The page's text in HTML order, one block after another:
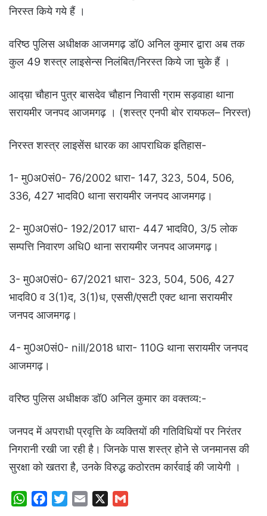
निरस्त किये गये हैं ।
वरिष्ठ पुलिस अधीक्षक आजमगढ़ डॉ0 अनिल कुमार द्वारा अब तक
कुल 49 शस्त्र लाइसेन्स निलंबित/निरस्त किये जा चुके हैं ।
आद्य़ा चौहान पुत्र बासदेव चौहान निवासी ग्राम सड़वाहा थाना
सरायमीर जनपद आजमगढ़ । (शस्त्र एनपी बोर रायफल– निरस्त)
निरस्त शस्त्र लाइसेंस धारक का आपराधिक इतिहास-
1- मु0अ0सं0- 76/2002 धारा- 147, 323, 504, 506,
336, 427 भादवि0 थाना सरायमीर जनपद आजमगढ़।
2- मु0अ0सं0- 192/2017 धारा- 447 भादवि0, 3/5 लोक
सम्पत्ति निवारण अधि0 थाना सरायमीर जनपद आजमगढ़।
3- मु0अ0सं0- 67/2021 धारा- 323, 504, 506, 427
भादवि0 व 3(1)द, 3(1)ध, एससी/एसटी एक्ट थाना सरायमीर
जनपद आजमगढ़।
4- मु0अ0सं0- nill/2018 धारा- 110G थाना सरायमीर जनपद
आजमगढ़।
वरिष्ठ पुलिस अधीक्षक डॉ0 अनिल कुमार का वक्तव्य:-
जनपद में अपराधी प्रवृत्ति के व्यक्तियों की गतिविधियों पर निरंतर
निगरानी रखी जा रही है। जिनके पास शस्त्र होने से जनमानस की
सुरक्षा को खतरा है, उनके विरुद्ध कठोरतम कार्रवाई की जायेगी ।
W